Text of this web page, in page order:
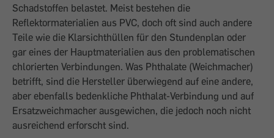
Schadstoffen belastet. Meist bestehen die
Reflektormaterialien aus PVC, doch oft sind auch andere
Teile wie die Klarsichthüllen für den Stundenplan oder
gar eines der Hauptmaterialien aus den problematischen
chlorierten Verbindungen. Was Phthalate (Weichmacher)
betrifft, sind die Hersteller überwiegend auf eine andere,
aber ebenfalls bedenkliche Phthalat-Verbindung und auf
Ersatzweichmacher ausgewichen, die jedoch noch nicht
ausreichend erforscht sind.